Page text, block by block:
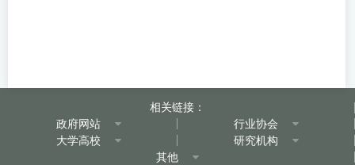
相关链接：
政府网站
行业协会
大学高校
研究机构
其他